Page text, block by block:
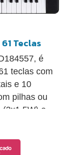
Teclas
é
teclas com
e 10
pilhas ou
(2x1,5W) e
são 86